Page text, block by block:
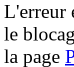
L'erreur
le
la page